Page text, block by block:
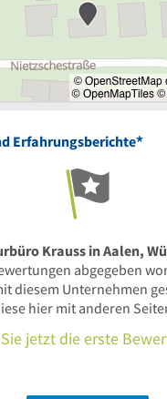
Erfahrungsberichte*
Krauss in Aalen,
abgegeben
diesem Unternehmen
hier mit anderen
jetzt die erste